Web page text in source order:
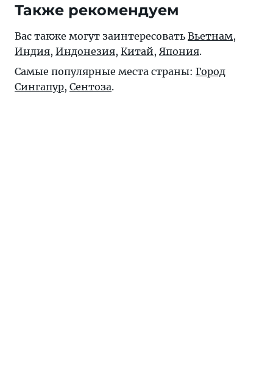
Также рекомендуем
Вас также могут заинтересовать Вьетнам,
Индия, Индонезия, Китай, Япония.
Самые популярные места страны: Город
Сингапур, Сентоза.